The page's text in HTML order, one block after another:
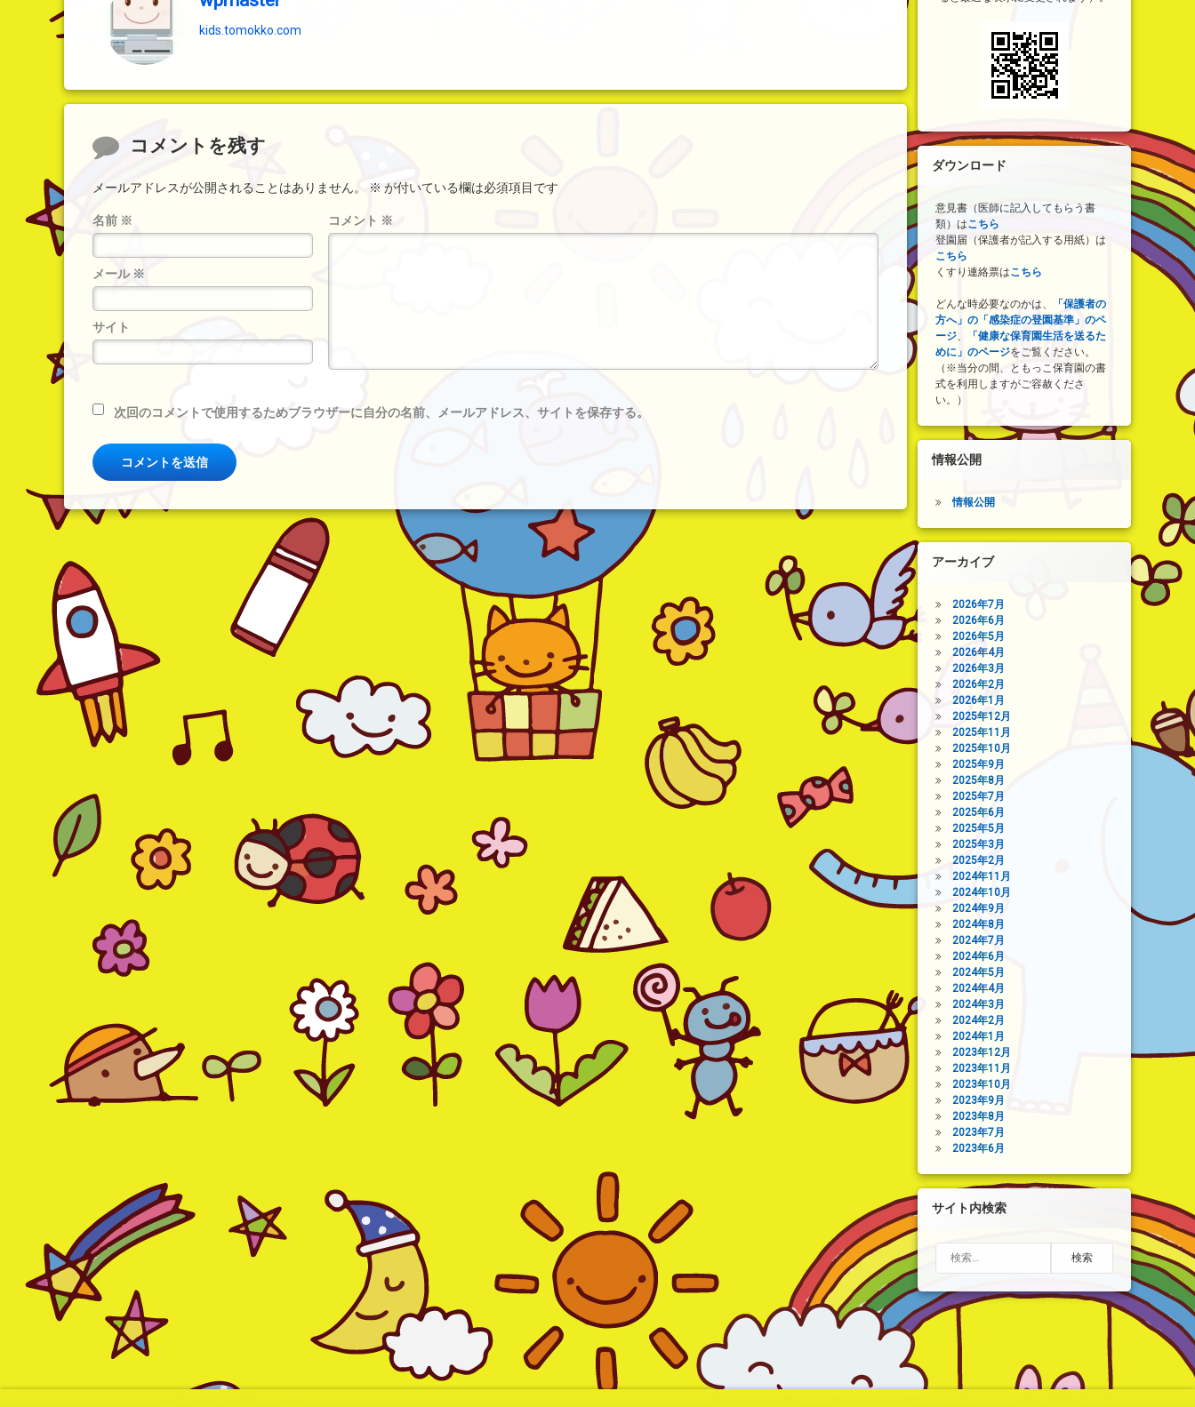
kids.tomokko.com
コメントコメントを残す
メールアドレスが公開されることはありません。 ※ が付いている欄は必須項目です
コメント ※
名前 ※
メール ※
サイト
次回のコメントで使用するためブラウザーに自分の名前、メールアドレス、サイトを保存する。
ダウンロード
意見書（医師に記入してもらう書
類）はこちら
登園届（保護者が記入する用紙）は
こちら
くすり連絡票はこちら
どんな時必要なのかは、
「保護者の
方へ」の「感染症の登園基準」のペ
ージ、
「健康な保育園生活を送るた
めに」のページをご覧ください。
（※当分の間、ともっこ保育園の書
式を利用しますがご容赦くださ
い。）
情報公開
情報公開
アーカイブ
2026年7月
2026年6月
2026年5月
2026年4月
2026年3月
2026年2月
2026年1月
2025年12月
2025年11月
2025年10月
2025年9月
2025年8月
2025年7月
2025年6月
2025年5月
2025年3月
2025年2月
2024年11月
2024年10月
2024年9月
2024年8月
2024年7月
2024年6月
2024年5月
2024年4月
2024年3月
2024年2月
2024年1月
2023年12月
2023年11月
2023年10月
2023年9月
2023年8月
2023年7月
2023年6月
サイト内検索
検索: